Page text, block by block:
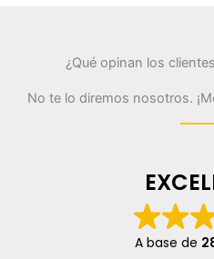
¿Qué opinan los
No te lo diremos nosotros.
A base de